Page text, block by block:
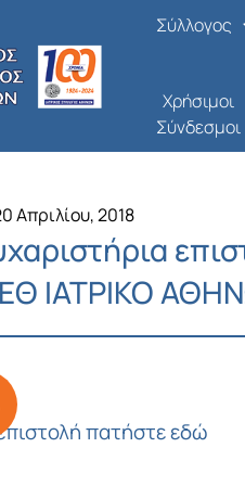
Σύλλογος
Χρήσιμοι
Σύνδεσμοι
Απριλίου, 2018
ΙΑΤΡΙΚΟ
πατήστε εδώ